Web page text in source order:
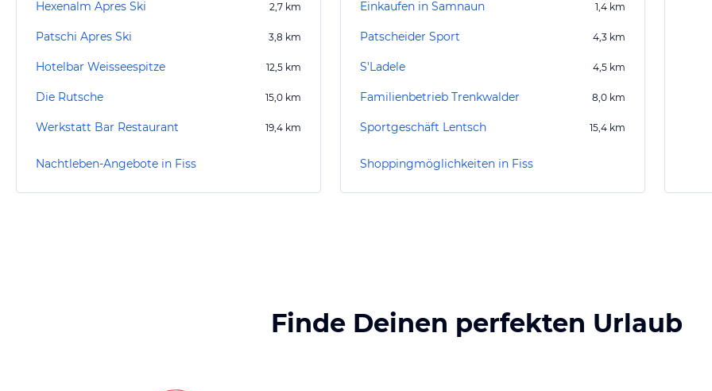
Hexenalm Apres Ski 2,7 km
Patschi Apres Ski 3,8 km
Hotelbar Weisseespitze 12,5 km
Die Rutsche 15,0 km
Werkstatt Bar Restaurant 19,4 km
Nachtleben-Angebote in Fiss
Einkaufen in Samnaun 1,4 km
Patscheider Sport 4,3 km
S'Ladele 4,5 km
Familienbetrieb Trenkwalder 8,0 km
Sportgeschäft Lentsch 15,4 km
Shoppingmöglichkeiten in Fiss
Finde Deinen perfekten Urlaub